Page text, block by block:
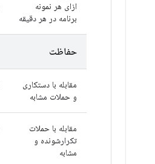
ازای هر نمونه
برنامه در هر دقیقه
حفاظت
مقابله با دستکاری
و حملات مشابه
مقابله با حملات
تکرارشونده و
مشابه